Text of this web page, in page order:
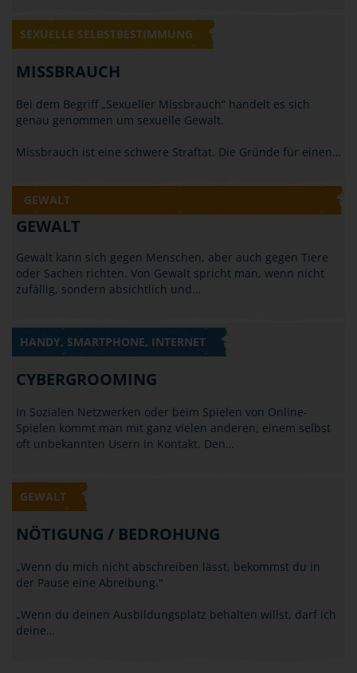
SEXUELLE SELBSTBESTIMMUNG
MISSBRAUCH
Bei dem Begriff „Sexueller Missbrauch“ handelt es sich
genau genommen um sexuelle Gewalt.
Missbrauch ist eine schwere Straftat. Die Gründe für einen…
GEWALT
GEWALT
Gewalt kann sich gegen Menschen, aber auch gegen Tiere
oder Sachen richten. Von Gewalt spricht man, wenn nicht
zufällig, sondern absichtlich und…
HANDY, SMARTPHONE, INTERNET
CYBERGROOMING
In Sozialen Netzwerken oder beim Spielen von Online-
Spielen kommt man mit ganz vielen anderen, einem selbst
oft unbekannten Usern in Kontakt. Den…
GEWALT
NÖTIGUNG / BEDROHUNG
„Wenn du mich nicht abschreiben lässt, bekommst du in
der Pause eine Abreibung."
„Wenn du deinen Ausbildungsplatz behalten willst, darf ich
deine…